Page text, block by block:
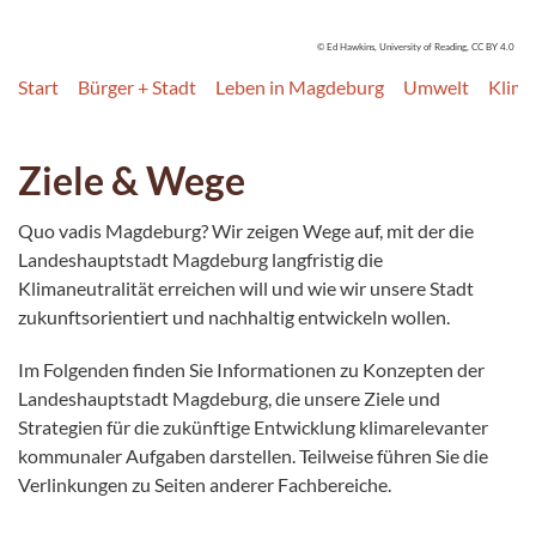
© Ed Hawkins, University of Reading, CC BY 4.0
Start Bürger + Stadt Leben in Magdeburg Umwelt
Ziele & Wege
Quo vadis Magdeburg? Wir zeigen Wege auf, mit der die
Landeshauptstadt Magdeburg langfristig die
Klimaneutralität erreichen will und wie wir unsere Stadt
zukunftsorientiert und nachhaltig entwickeln wollen.
Im Folgenden finden Sie Informationen zu Konzepten der
Landeshauptstadt Magdeburg, die unsere Ziele und
Strategien für die zukünftige Entwicklung klimarelevanter
kommunaler Aufgaben darstellen. Teilweise führen Sie die
Verlinkungen zu Seiten anderer Fachbereiche.